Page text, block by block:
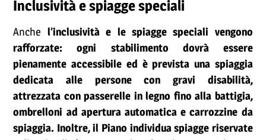
Inclusività e spiagge speciali
Anche l’inclusività e le spiagge speciali vengono
rafforzate: ogni stabilimento dovrà essere
pienamente accessibile ed è prevista una spiaggia
dedicata alle persone con gravi disabilità,
attrezzata con passerelle in legno fino alla battigia,
ombrelloni ad apertura automatica e carrozzine da
spiaggia. Inoltre, il Piano individua spiagge riservate